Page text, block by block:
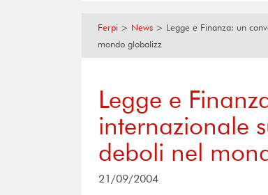
Ferpi > News > Legge e Finanza: un
mondo globalizz
Legge e
internazionale
deboli nel
21/09/2004